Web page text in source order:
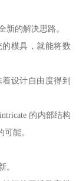
新的解决思路。
模具，就能将数
设计自由度得到
的内部结构
能。
。